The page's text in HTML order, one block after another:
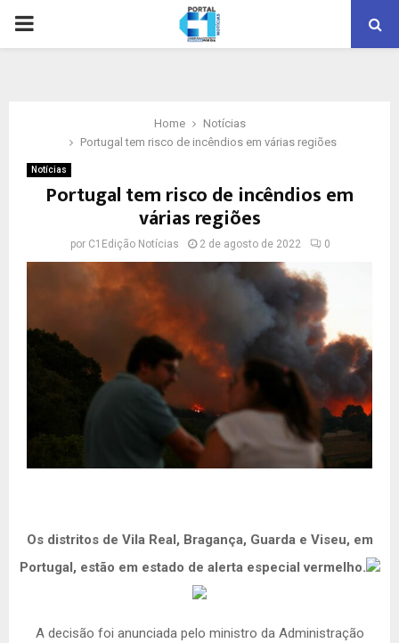
PRIMARY
Home
Notícias
Portugal tem risco de incêndios em várias regiões
Notícias
Portugal tem risco de incêndios em
várias regiões
por C1Edição Notícias 2 de agosto de 2022 0
Os distritos de Vila Real, Bragança, Guarda e Viseu, em
Portugal, estão em estado de alerta especial vermelho.
A decisão foi anunciada pelo ministro da Administração